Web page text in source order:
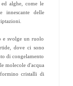
alghe, come le
innescante delle
e svolge un ruolo
dove ci sono
di congelamento
molecole d'acqua
cristalli di